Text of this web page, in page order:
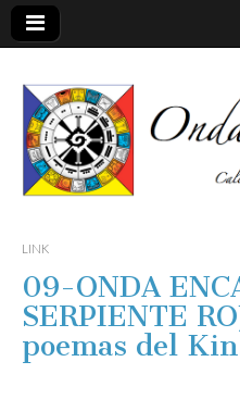
Onda
LINK
09-ONDA
SERPIENTE
poemas del